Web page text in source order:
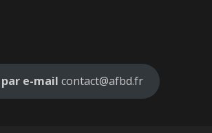
e-mail contact@afbd.fr